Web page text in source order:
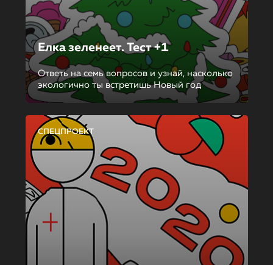
Елка зеленеет. Тест +1
Ответь на семь вопросов и узнай, насколько
экологично ты встретишь Новый год
СПЕЦПРОЕКТ